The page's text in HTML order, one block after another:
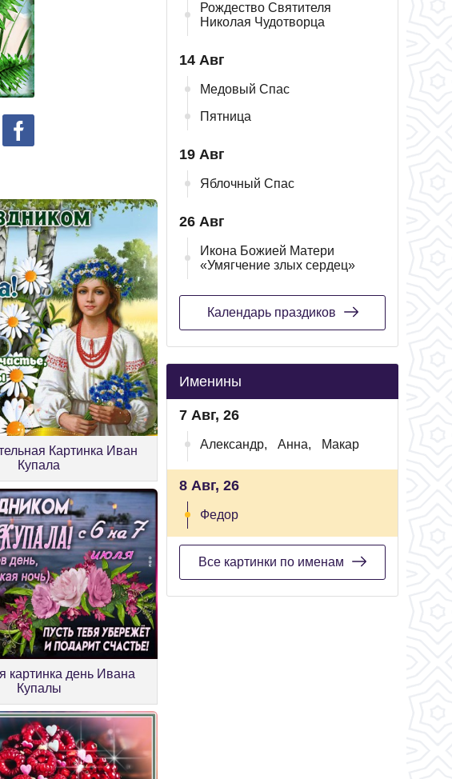
Картинка Иван
Купала
картинка день Ивана
Купалы
Рождество Святителя
Николая Чудотворца
14 Авг
Медовый Спас
Пятница
19 Авг
Яблочный Спас
26 Авг
Икона Божией Матери
«Умягчение злых сердец»
Календарь праздиков
Именины
7 Авг, 26
Александр, Анна, Макар
8 Авг, 26
Федор
Все картинки по именам